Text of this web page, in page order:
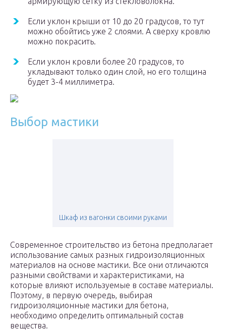
Если уклон крыши от 10 до 20 градусов, то тут
можно обойтись уже 2 слоями. А сверху кровлю
можно покрасить.
Если уклон кровли более 20 градусов, то
укладывают только один слой, но его толщина
будет 3-4 миллиметра.
Выбор мастики
Шкаф из вагонки своими руками
Современное строительство из бетона предполагает
использование самых разных гидроизоляционных
материалов на основе мастики. Все они отличаются
разными свойствами и характеристиками, на
которые влияют используемые в составе материалы.
Поэтому, в первую очередь, выбирая
гидроизоляционные мастики для бетона,
необходимо определить оптимальный состав
вещества.